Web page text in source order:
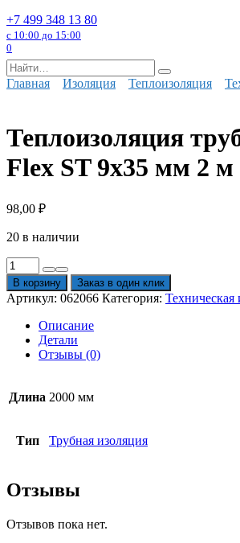
+7 499 348 13 80
с 10:00 до 15:00
0
Search
for:
Главная Изоляция Теплоизоляция
Теплоизоляция
Flex ST 9x35 мм 2 м
98,00 ₽
20 в наличии
Количество
товара
Теплоизоляция
трубная
Flex
2
м
В корзину Заказ в один клик
Артикул: 062066 Категория: Техническая
Описание
Детали
Отзывы (0)
Длина 2000 мм
Тип Трубная изоляция
Отзывы
Отзывов пока нет.